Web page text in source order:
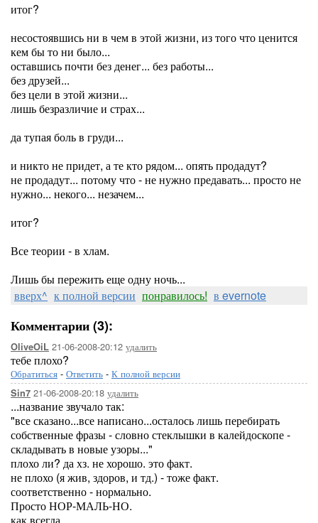
итог?
несостоявшись ни в чем в этой жизни, из того что ценится
кем бы то ни было...
оставшись почти без денег... без работы...
без друзей...
без цели в этой жизни...
лишь безразличие и страх...
да тупая боль в груди...
и никто не придет, а те кто рядом... опять продадут?
не продадут... потому что - не нужно предавать... просто не
нужно... некого... незачем...
итог?
Все теории - в хлам.
Лишь бы пережить еще одну ночь...
вверх^ к полной версии понравилось! в evernote
Комментарии (3):
OliveOiL 21-06-2008-20:12 удалить
тебе плохо?
Обратиться - Ответить - К полной версии
Sin7 21-06-2008-20:18 удалить
...название звучало так:
"все сказано...все написано...осталось лишь перебирать
собственные фразы - словно стеклышки в калейдоскопе -
складывать в новые узоры..."
плохо ли? да хз. не хорошо. это факт.
не плохо (я жив, здоров, и тд.) - тоже факт.
соответственно - нормально.
Просто НОР-МАЛЬ-НО.